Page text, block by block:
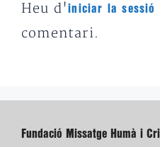
Heu d'iniciar la sessió
comentari.
Fundació Missatge Humà i